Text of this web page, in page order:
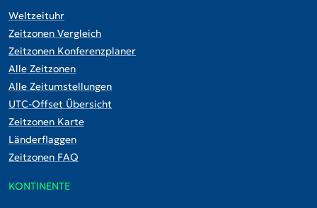
Weltzeituhr
Zeitzonen Vergleich
Zeitzonen Konferenzplaner
Alle Zeitzonen
Alle Zeitumstellungen
UTC-Offset Übersicht
Zeitzonen Karte
Länderflaggen
Zeitzonen FAQ
KONTINENTE